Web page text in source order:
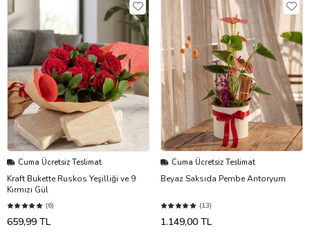
Cuma Ücretsiz Teslimat
Kraft Bukette Ruskos Yeşilliği ve 9
Kırmızı Gül
(6)
659,99 TL
Cuma Ücretsiz Teslimat
Beyaz Saksıda Pembe Antoryum
(13)
1.149,00 TL